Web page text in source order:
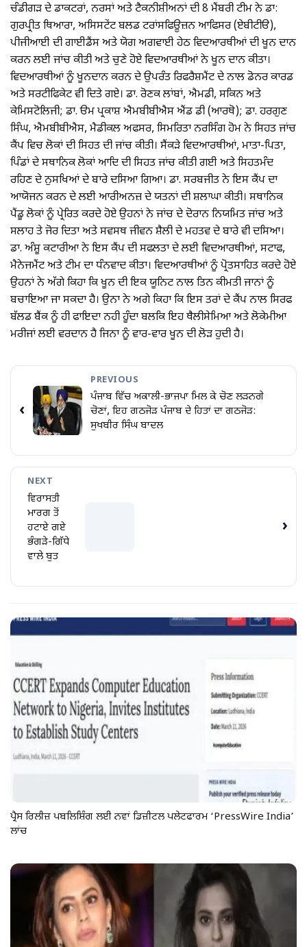
ਚੰਡੀਗੜ ਦੇ ਡਾਕਟਰਾਂ, ਨਰਸਾਂ ਅਤੇ ਟੈਕਨੀਸ਼ੀਅਨਾਂ ਦੀ 8 ਮੈਂਬਰੀ ਟੀਮ ਨੇ ਡਾ:
ਗੁਰਪ੍ਰੀਤ ਥਿਆਰਾ, ਅਸਿਸਟੇਂਟ ਬਲਡ ਟਰਾਂਸਫਿਊਜ਼ਨ ਆਫਿਸਰ (ਏਬੀਟੀੳ),
ਪੀਜੀਆਈ ਦੀ ਗਾਈਡੈਂਸ ਅਤੇ ਯੋਗ ਅਗਵਾਈ ਹੇਠ ਵਿਦਆਰਥੀਆਂ ਦੀ ਖੂਨ ਦਾਨ
ਕਰਨ ਲਈ ਜਾਂਚ ਕੀਤੀ ਅਤੇ ਚੁਣੇ ਹੋਏ ਵਿਦਆਰਥੀਆਂ ਨੇ ਖੂਨ ਦਾਨ ਕੀਤਾ।
ਵਿਦਆਰਥੀਆਂ ਨੂੰ ਖੂਨਦਾਨ ਕਰਨ ਦੇ ਉਪਰੰਤ ਰਿਫਰੈਸ਼ਮੈਂਟ ਦੇ ਨਾਲ ਡੋਨਰ ਕਾਰਡ
ਅਤੇ ਸਰਟੀਫਿਕੇਟ ਵੀ ਦਿਤੇ ਗਏ। ਡਾ. ਰੋਣਕ ਲਾਂਬਾਂ, ਐਮਡੀ, ਸਕਿਨ ਅਤੇ
ਕੇਮਿਸਟੋਲਿਜੀ; ਡਾ. ੳਮ ਪ੍ਰਕਾਸ਼ ਐਮਬੀਬੀਐਸ ਐਂਡ ਡੀ (ਆਰਥੋ); ਡਾ. ਹਰਗੁਣ
ਸਿੰਘ, ਐਮਬੀਬੀਐਸ, ਮੈਡੀਕਲ ਅਫਸਰ, ਸਿਮਰਿਤਾ ਨਰਸਿੰਗ ਹੋਮ ਨੇ ਸਿਹਤ ਜਾਂਚ
ਕੈਂਪ ਵਿਚ ਲੋਕਾਂ ਦੀ ਸਿਹਤ ਦੀ ਜਾਂਚ ਕੀਤੀ। ਸੈਂਕੜੇ ਵਿਦਆਰਥੀਆਂ, ਮਾਤਾ-ਪਿਤਾ,
ਪਿੰਡਾਂ ਦੇ ਸਥਾਨਿਕ ਲੋਕਾਂ ਆਦਿ ਦੀ ਸਿਹਤ ਜਾਂਚ ਕੀਤੀ ਗਈ ਅਤੇ ਸਿਹਤਮੰਦ
ਰਹਿਣ ਦੇ ਨੁਸਖਿਆਂ ਦੇ ਬਾਰੇ ਦਸਿਆ ਗਿਆ। ਡਾ. ਸਰਬਜੀਤ ਨੇ ਇਸ ਕੈਂਪ ਦਾ
ਆਯੋਜਨ ਕਰਨ ਦੇ ਲਈ ਆਰੀਅਨਜ਼ ਦੇ ਯਤਨਾਂ ਦੀ ਸ਼ਲਾਘਾ ਕੀਤੀ। ਸਥਾਨਿਕ
ਪੈਂਡੂ ਲੋਕਾਂ ਨੂੰ ਪ੍ਰੇਰਿਤ ਕਰਦੇ ਹੋਏ ਉਹਨਾਂ ਨੇ ਜਾਂਚ ਦੇ ਦੋਰਾਨ ਨਿਯਮਿਤ ਜਾਂਚ ਅਤੇ
ਸਲਾਹ ਤੇ ਜੋਰ ਦਿਤਾ ਅਤੇ ਸਵਸਥ ਜੀਵਨ ਸ਼ੈਲੀ ਦੇ ਮਹਤਵ ਦੇ ਬਾਰੇ ਵੀ ਦਸਿਆ।
ਡਾ. ਅੰਸ਼ੂ ਕਟਾਰੀਆ ਨੇ ਇਸ ਕੈਂਪ ਦੀ ਸਫਲਤਾ ਦੇ ਲਈ ਵਿਦਆਰਥੀਆਂ, ਸਟਾਫ,
ਮੈਨੇਜਮੈਂਟ ਅਤੇ ਟੀਮ ਦਾ ਧੰਨਵਾਦ ਕੀਤਾ। ਵਿਦਆਰਥੀਆਂ ਨੂੰ ਪ੍ਰੋਤਸਾਹਿਤ ਕਰਦੇ ਹੋਏ
ਉਹਨਾਂ ਨੇ ਅੱਗੇ ਕਿਹਾ ਕਿ ਖੂਨ ਦੀ ਇਕ ਯੂਨਿਟ ਨਾਲ ਤਿਨ ਕੀਮਤੀ ਜਾਨਾਂ ਨੂੰ
ਬਚਾਇਆ ਜਾ ਸਕਦਾ ਹੈ। ਉਨਾ ਨੇ ਅਗੇ ਕਿਹਾ ਕਿ ਇਸ ਤਰਾਂ ਦੇ ਕੈਂਪ ਨਾਲ ਸਿਰਫ
ਬੱਲਡ ਬੈਂਕ ਨੂੰ ਹੀ ਫਾਇਦਾ ਨਹੀ ਹੂੰਦਾ ਬਲਕਿ ਇਹ ਥੈਲੀਸੇਮਿਆ ਅਤੇ ਲੋਕੇਮੀਆ
ਮਰੀਜਾਂ ਲਈ ਵਰਦਾਨ ਹੈ ਜਿਨਾ ਨੂੰ ਵਾਰ-ਵਾਰ ਖੂਨ ਦੀ ਲੋੜ ਹੁਦੀ ਹੈ।
‹
PREVIOUS
ਪੰਜਾਬ ਵਿੱਚ ਅਕਾਲੀ-ਭਾਜਪਾ ਮਿਲ ਕੇ ਚੋਣ ਲੜਨਗੇ
ਚੋਣਾਂ, ਇਹ ਗਠਜੋੜ ਪੰਜਾਬ ਦੇ ਹਿਤਾਂ ਦਾ ਗਠਜੋੜ:
ਸੁਖਬੀਰ ਸਿੰਘ ਬਾਦਲ
NEXT
ਵਿਰਾਸਤੀ
ਮਾਰਗ ਤੋਂ
ਹਟਾਏ ਗਏ
ਭੰਗੜੇ-ਗਿੱਧੇ
ਵਾਲੇ ਬੁਤ
›
ਪ੍ਰੈਸ ਰਿਲੀਜ਼ ਪਬਲਿਸ਼ਿੰਗ ਲਈ ਨਵਾਂ ਡਿਜ਼ੀਟਲ ਪਲੇਟਫਾਰਮ ‘PressWire India’
ਲਾਂਚ